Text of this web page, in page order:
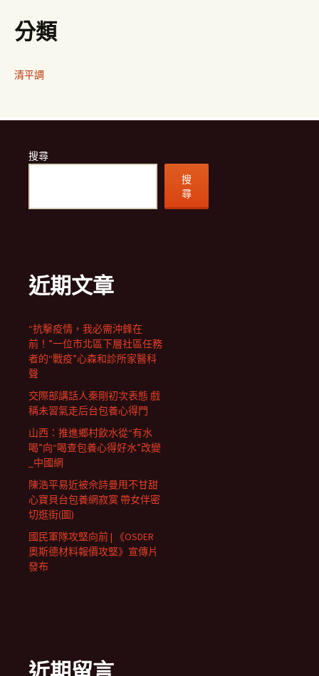
分類
清平調
搜尋
搜
尋
近期文章
“抗擊疫情，我必需沖鋒在
前！”一位市北區下層社區任務
者的“戰疫”心森和診所家醫科
聲
交際部講話人秦剛初次表態 戲
稱未習氣走后台包養心得門
山西：推進鄉村飲水從“有水
喝”向“喝查包養心得好水”改變
_中國網
陳浩平易近被佘詩曼甩不甘甜
心寶貝台包養網寂寞 帶女伴密
切逛街(圖)
國民軍隊攻堅向前 | 《OSDER
奧斯德材料報價攻堅》宣傳片
發布